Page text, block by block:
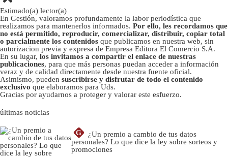
Estimado(a) lector(a)
En Gestión, valoramos profundamente la labor periodística que
realizamos para mantenerlos informados. Por ello, les recordamos que
no está permitido, reproducir, comercializar, distribuir, copiar total
o parcialmente los contenidos que publicamos en nuestra web, sin
autorizacion previa y expresa de Empresa Editora El Comercio S.A.
En su lugar, los invitamos a compartir el enlace de nuestras
publicaciones, para que más personas puedan acceder a información
veraz y de calidad directamente desde nuestra fuente oficial.
Asimismo, pueden suscribirse y disfrutar de todo el contenido
exclusivo que elaboramos para Uds.
Gracias por ayudarnos a proteger y valorar este esfuerzo.
últimas noticias
G
¿Un premio a cambio de tus datos
personales? Lo que dice la ley sobre sorteos y
promociones